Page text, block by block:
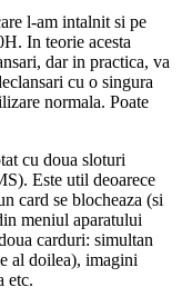
l-am intalnit si pe
In teorie acesta
dar in practica, va
cu o singura
normala. Poate
cu doua sloturi
Este util deoarece
card se blocheaza (si
meniul aparatului
carduri: simultan
al doilea), imagini
etc.